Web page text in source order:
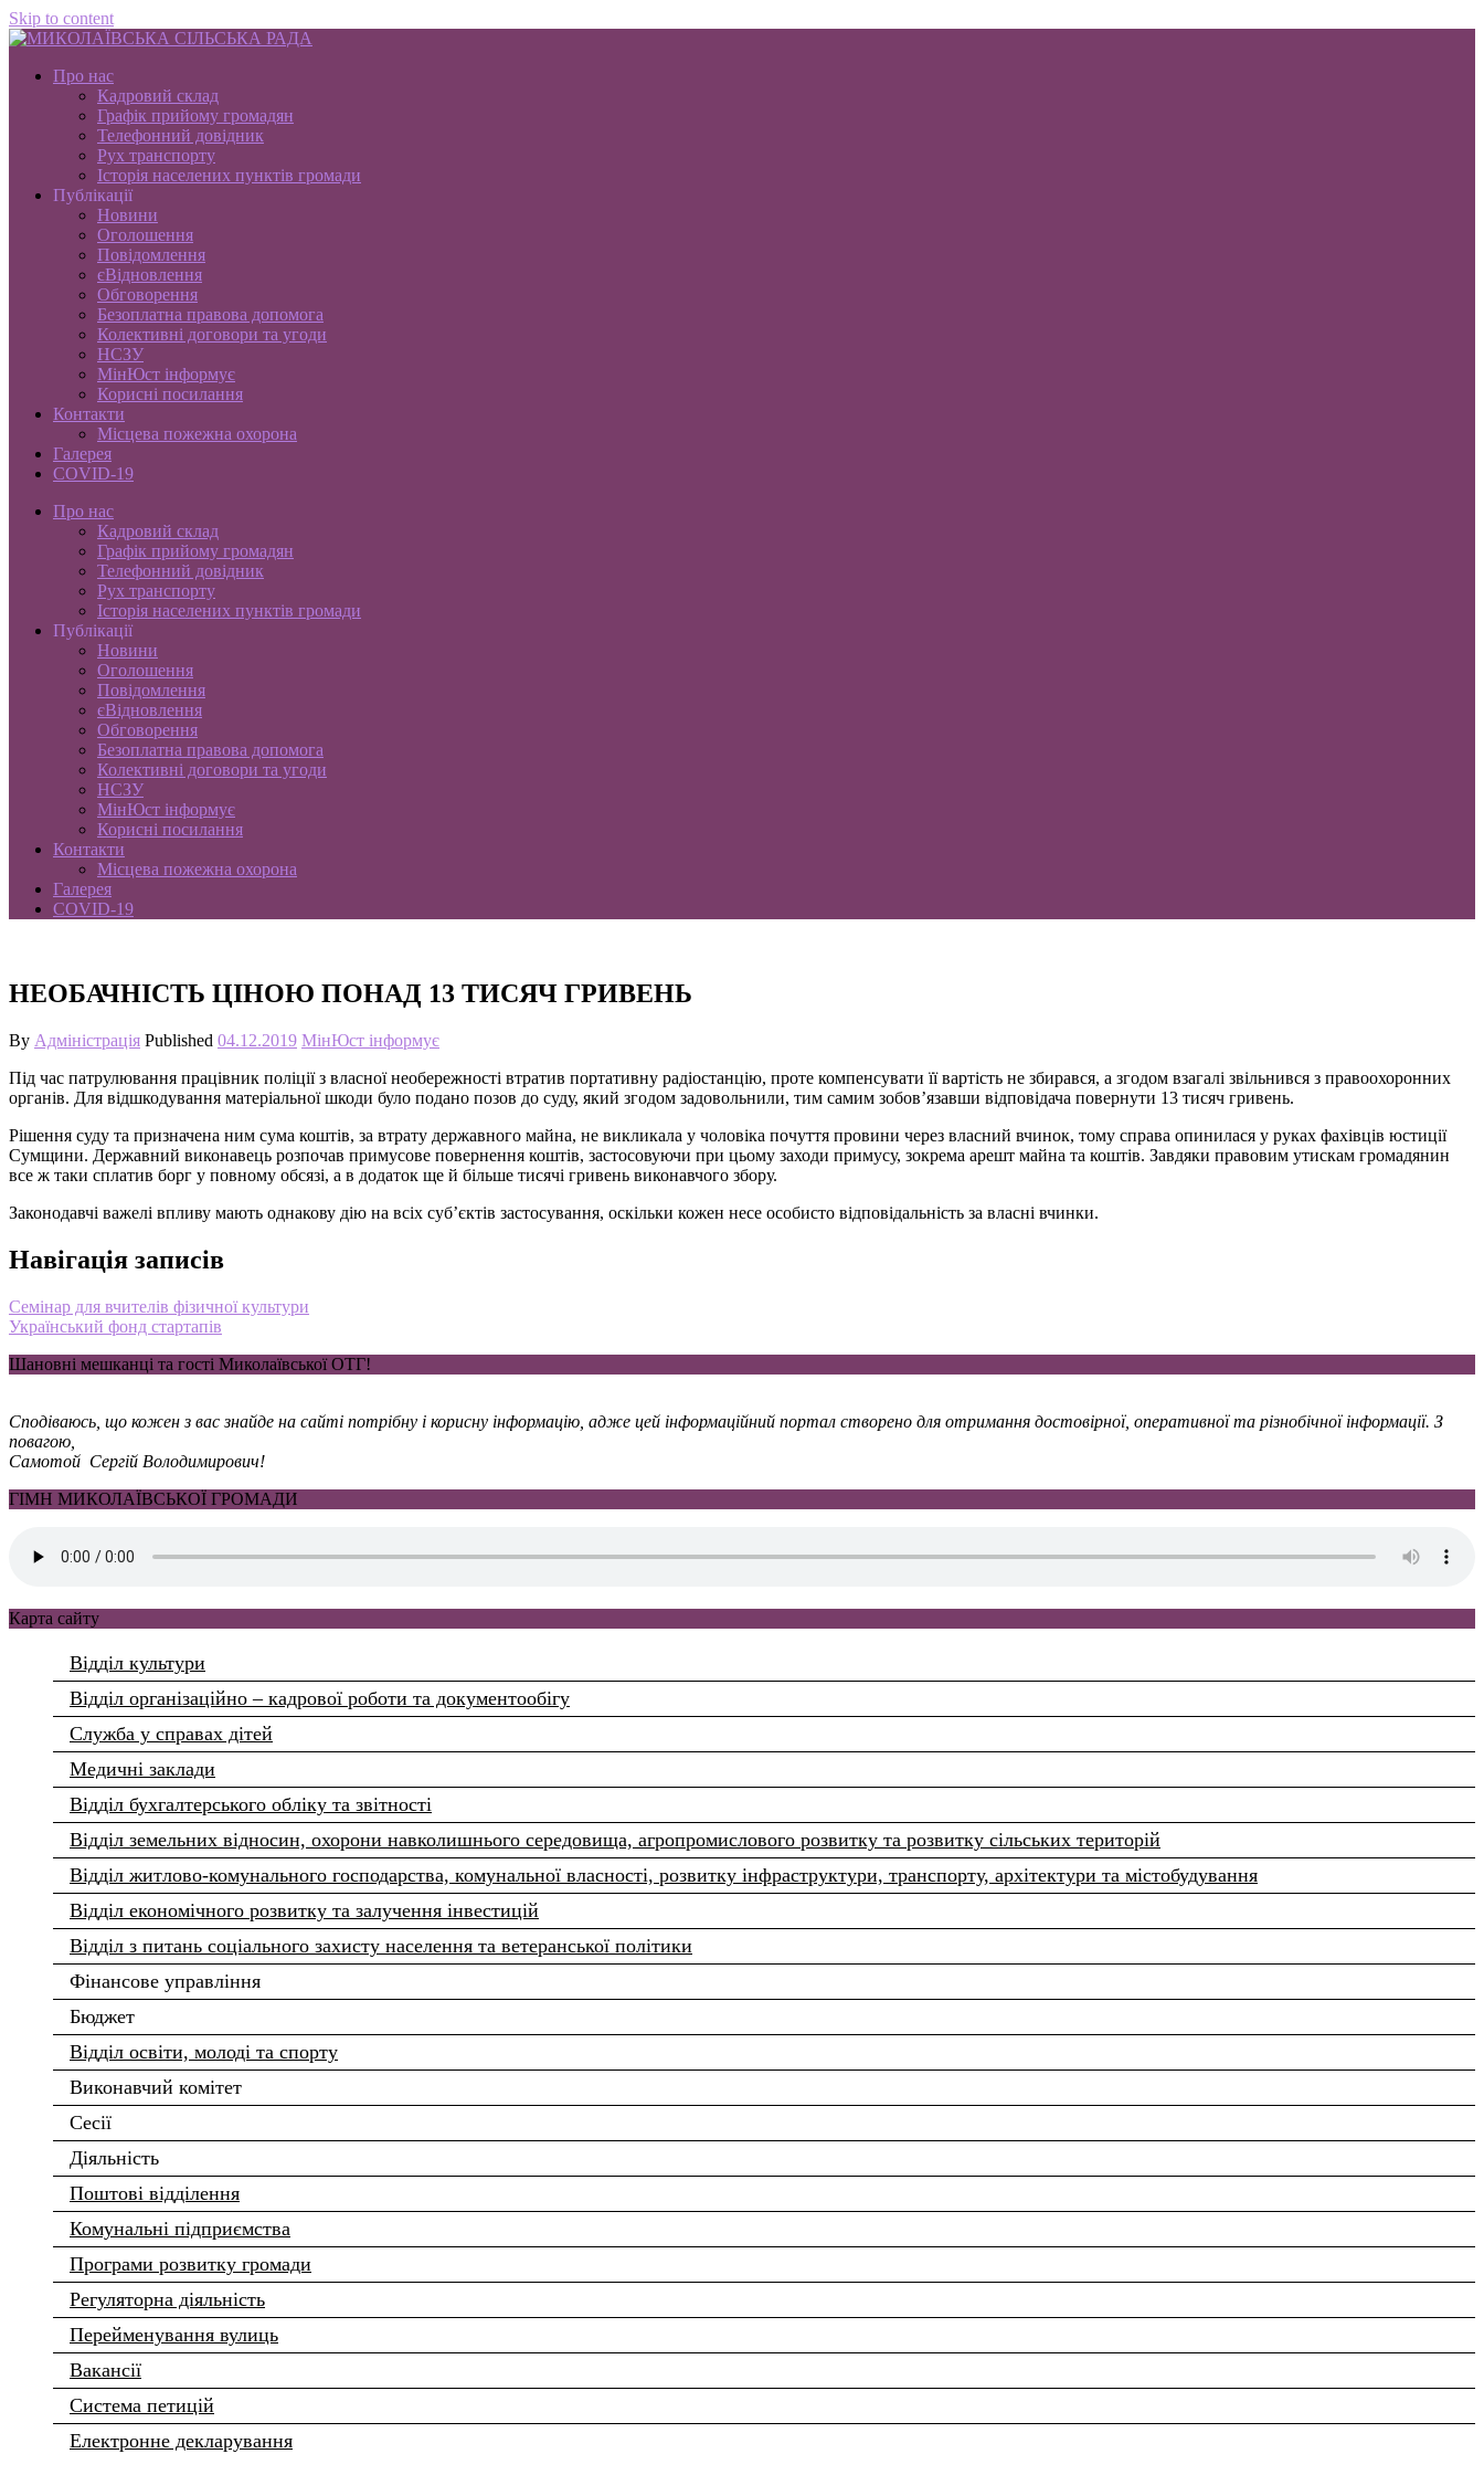
Skip to content
Про нас
Кадровий склад
Графік прийому громадян
Телефонний довідник
Рух транспорту
Історія населених пунктів громади
Публікації
Новини
Оголошення
Повідомлення
єВідновлення
Обговорення
Безоплатна правова допомога
Колективні договори та угоди
НСЗУ
МінЮст інформує
Корисні посилання
Контакти
Місцева пожежна охорона
Галерея
COVID-19
Про нас
Кадровий склад
Графік прийому громадян
Телефонний довідник
Рух транспорту
Історія населених пунктів громади
Публікації
Новини
Оголошення
Повідомлення
єВідновлення
Обговорення
Безоплатна правова допомога
Колективні договори та угоди
НСЗУ
МінЮст інформує
Корисні посилання
Контакти
Місцева пожежна охорона
Галерея
COVID-19
НЕОБАЧНІСТЬ ЦІНОЮ ПОНАД 13 ТИСЯЧ ГРИВЕНЬ
By Адміністрація Published 04.12.2019 МінЮст інформує
Під час патрулювання працівник поліції з власної необережності втратив портативну радіостанцію, проте компенсувати її вартість не збирався, а згодом взагалі звільнився з правоохоронних
органів. Для відшкодування матеріальної шкоди було подано позов до суду, який згодом задовольнили, тим самим зобов’язавши відповідача повернути 13 тисяч гривень.
Рішення суду та призначена ним сума коштів, за втрату державного майна, не викликала у чоловіка почуття провини через власний вчинок, тому справа опинилася у руках фахівців юстиції
Сумщини. Державний виконавець розпочав примусове повернення коштів, застосовуючи при цьому заходи примусу, зокрема арешт майна та коштів. Завдяки правовим утискам громадянин
все ж таки сплатив борг у повному обсязі, а в додаток ще й більше тисячі гривень виконавчого збору.
Законодавчі важелі впливу мають однакову дію на всіх суб’єктів застосування, оскільки кожен несе особисто відповідальність за власні вчинки.
Навігація записів
Семінар для вчителів фізичної культури
Український фонд стартапів
Шановні мешканці та гості Миколаївської ОТГ!
Сподіваюсь, що кожен з вас знайде на сайті потрібну і корисну інформацію, адже цей інформаційний портал створено для отримання достовірної, оперативної та різнобічної інформації. З
повагою,
Самотой Сергій Володимирович!
ГІМН МИКОЛАЇВСЬКОЇ ГРОМАДИ
Карта сайту
Відділ культури
Відділ організаційно – кадрової роботи та документообігу
Служба у справах дітей
Медичні заклади
Відділ бухгалтерського обліку та звітності
Відділ земельних відносин, охорони навколишнього середовища, агропромислового розвитку та розвитку сільських територій
Відділ житлово-комунального господарства, комунальної власності, розвитку інфраструктури, транспорту, архітектури та містобудування
Відділ економічного розвитку та залучення інвестицій
Відділ з питань соціального захисту населення та ветеранської політики
Фінансове управління
Бюджет
Відділ освіти, молоді та спорту
Виконавчий комітет
Сесії
Діяльність
Поштові відділення
Комунальні підприємства
Програми розвитку громади
Регуляторна діяльність
Перейменування вулиць
Вакансії
Система петицій
Електронне декларування